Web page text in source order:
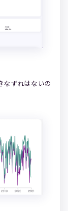
なずれはないの